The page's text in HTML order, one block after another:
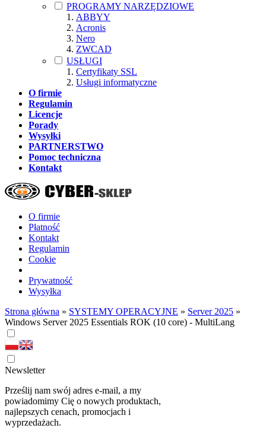
PROGRAMY NARZĘDZIOWE
ABBYY
Acronis
Nero
ZWCAD
USŁUGI
Certyfikaty SSL
Usługi informatyczne
O firmie
Regulamin
Licencje
Porady
Wysyłki
PARTNERSTWO
Pomoc techniczna
Kontakt
O firmie
Płatność
Kontakt
Regulamin
Cookie
Prywatność
Wysyłka
Strona główna » SYSTEMY OPERACYJNE » Server 2025 »
Windows Server 2025 Essentials ROK (10 core) - MultiLang
Newsletter
Prześlij nam swój adres e-mail, a my
powiadomimy Cię o nowych produktach,
najlepszych cenach, promocjach i
wyprzedażach.